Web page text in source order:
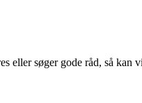
eller søger gode råd, så kan